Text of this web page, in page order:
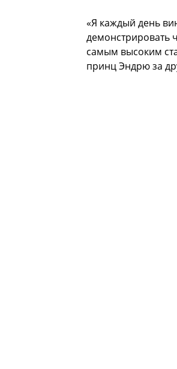
«Я каждый день
демонстрировать
самым высоким
принц Эндрю за